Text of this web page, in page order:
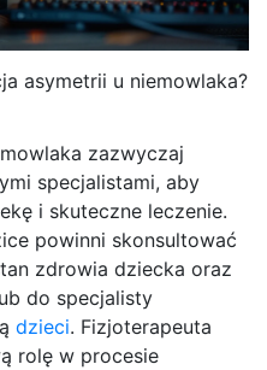
asymetrii u niemowlaka?
zazwyczaj
specjalistami, aby
i skuteczne leczenie.
powinni skonsultować
zdrowia dziecka oraz
do specjalisty
dzieci. Fizjoterapeuta
rolę w procesie